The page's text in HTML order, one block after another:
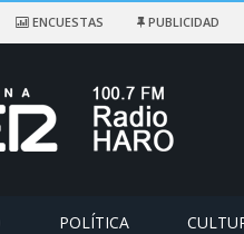
ENCUESTAS PUBLICIDAD
POLÍTICA